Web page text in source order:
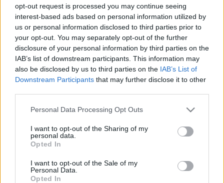
opt-out request is processed you may continue seeing
interest-based ads based on personal information utilized by
us or personal information disclosed to third parties prior to
your opt-out. You may separately opt-out of the further
disclosure of your personal information by third parties on the
IAB’s list of downstream participants. This information may
also be disclosed by us to third parties on the IAB’s List of
Downstream Participants that may further disclose it to other
Please note that this website/app uses one or more Google
not limited to your visit or usage behaviour. You may click to
grant or deny consent to Google and its third-party tags to
use your data for below specified purposes in below Google
consent section.
Personal Data Processing Opt Outs
I want to opt-out of the Sharing of my
personal data.
Opted In
I want to opt-out of the Sale of my
Personal Data.
Opted In
megörökítette.
De talán a legbeszédesebb megörökített pillanat, amikor
a Toyota GR Yaris Rally1 felnije találkozik a sziklával,
amelye egy tapodtat sem mozdult.